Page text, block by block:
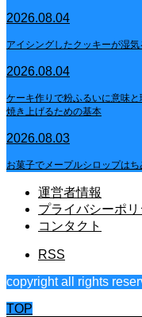
2026.08.04
アイシングしたクッキーが湿
2026.08.04
ケーキ作りで粉ふるいに意味
焼き上げるための基本
2026.08.03
お菓子でメープルシロップは
運営者情報
プライバシーポリ
コンタクト
RSS
copyright all rights
TOP